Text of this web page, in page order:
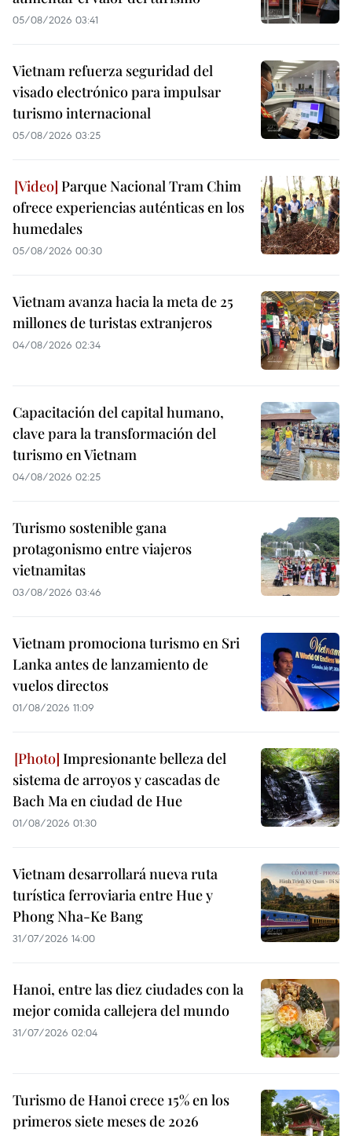
05/08/2026 03:41
Vietnam refuerza seguridad del
visado electrónico para impulsar
turismo internacional
05/08/2026 03:25
Parque Nacional Tram Chim
ofrece experiencias auténticas en los
humedales
05/08/2026 00:30
Vietnam avanza hacia la meta de 25
millones de turistas extranjeros
04/08/2026 02:34
Capacitación del capital humano,
clave para la transformación del
turismo en Vietnam
04/08/2026 02:25
Turismo sostenible gana
protagonismo entre viajeros
vietnamitas
03/08/2026 03:46
Vietnam promociona turismo en Sri
Lanka antes de lanzamiento de
vuelos directos
01/08/2026 11:09
Impresionante belleza del
sistema de arroyos y cascadas de
Bach Ma en ciudad de Hue
01/08/2026 01:30
Vietnam desarrollará nueva ruta
turística ferroviaria entre Hue y
Phong Nha-Ke Bang
31/07/2026 14:00
Hanoi, entre las diez ciudades con la
mejor comida callejera del mundo
31/07/2026 02:04
Turismo de Hanoi crece 15% en los
primeros siete meses de 2026